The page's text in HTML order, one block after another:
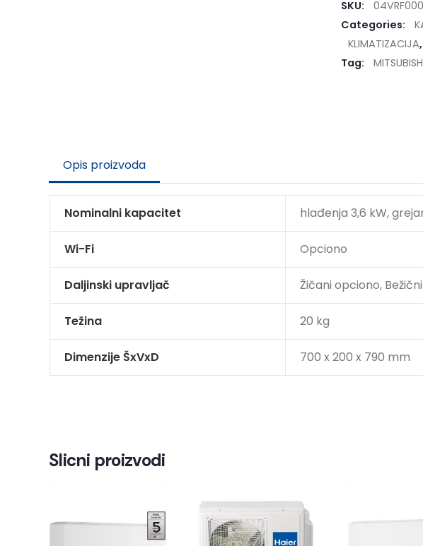
SKU:
Categories:
KLIMATIZACIJA,
Tag:
Opis proizvoda
Nominalni kapacitet hlađenja 3,6 kW,
Wi-Fi Opciono
Daljinski upravljač Žičani opciono,
Težina 20 kg
Dimenzije ŠxVxD 700 x 200 x 790 mm
Slicni proizvodi